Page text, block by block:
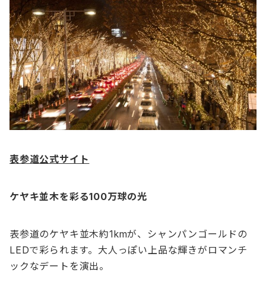
表参道公式サイト
ケヤキ並木を彩る100万球の光
表参道のケヤキ並木約1kmが、シャンパンゴールドの
LEDで彩られます。大人っぽい上品な輝きがロマンチ
ックなデートを演出。